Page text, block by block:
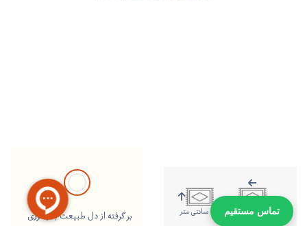
280 سانتی متر 186 سانتی متر
بر گرفته از دل طبیعت با رنگرزی
تماس مستقیم